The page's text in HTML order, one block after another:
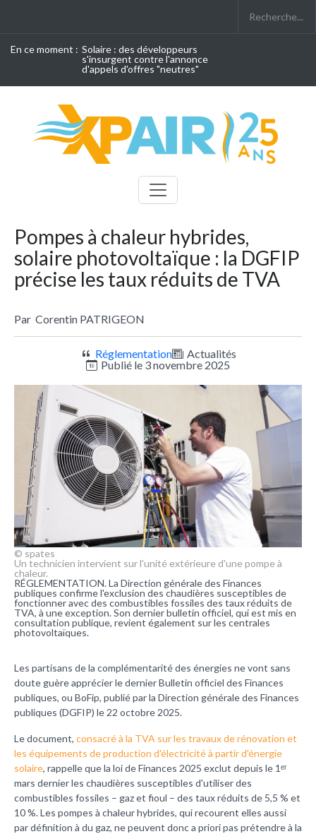
En ce moment : Solaire : des développeurs
s'insurgent contre l'annonce
d'appels d'offres "neutres"
Pompes à chaleur hybrides,
solaire photovoltaïque : la DGFIP
précise les taux réduits de TVA
Par Corentin PATRIGEON
Réglementation
Actualités
Publié le 3 novembre 2025
© spates
Un technicien intervient sur l'unité extérieure d'une pompe à
chaleur.
RÉGLEMENTATION. La Direction générale des Finances
publiques confirme l'exclusion des chaudières susceptibles de
fonctionner avec des combustibles fossiles des taux réduits de
TVA, à une exception. Son dernier bulletin officiel, qui est mis en
consultation publique, revient également sur les centrales
photovoltaïques.
Les partisans de la complémentarité des énergies ne vont sans
doute guère apprécier le dernier Bulletin officiel des Finances
publiques, ou BoFip, publié par la Direction générale des Finances
publiques (DGFIP) le 22 octobre 2025.
Le document, consacré à la TVA sur les travaux de rénovation et
les équipements de production d'électricité à partir d'énergie
solaire, rappelle que la loi de Finances 2025 exclut depuis le 1ᵉʳ
mars dernier les chaudières susceptibles d'utiliser des
combustibles fossiles – gaz et fioul – des taux réduits de 5,5 % et
10 %. Les pompes à chaleur hybrides, qui recourent elles aussi
par définition à du gaz, ne peuvent donc a priori pas prétendre à la